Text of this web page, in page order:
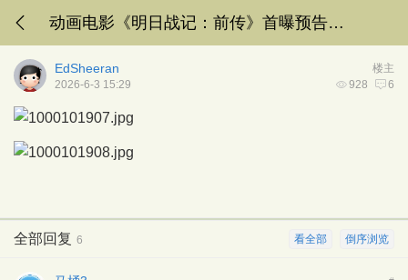
动画电影《明日战记：前传》首曝预告，古天乐总监制
楼主
EdSheeran
928 6
2026-6-3 15:29
倒序浏览
看全部
全部回复 6